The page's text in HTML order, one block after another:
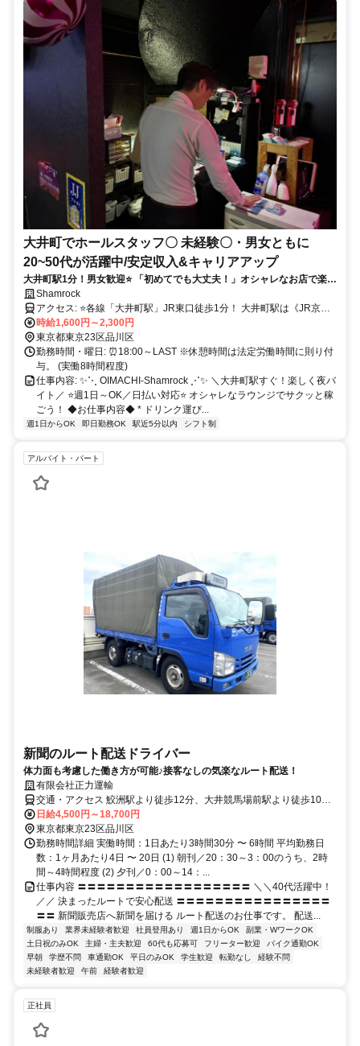
大井町でホールスタッフ〇 未経験〇・男女ともに
20~50代が活躍中/安定収入&キャリアアップ
大井町駅1分！男女歓迎⭐ 「初めてでも大丈夫！」オシャレなお店で楽し
く黒服デビュー✨ 安定収入＆キャリアアップも叶う【Shamrock】
Shamrock
アクセス: ⭐各線「大井町駅」JR東口徒歩1分！ 大井町駅は《JR京浜
東北線》《りんかい線》 《東急大井町線》が乗り入れる抜群の 好立
地です♪ 品川駅・東京駅・上野駅・有楽町駅 秋葉原駅へは直通アクセ
スで通勤もラクラク。 さらに、渋谷駅・新宿駅 池袋駅・大宮駅へも
一本でアクセス可能！ 神奈川方面なら川崎駅・横浜駅へスムーズ 人
気のお台場エリアなら東京テレポート駅へ直行。 東急大井町線利用
なら自由が丘駅 二子玉川駅・溝の口駅・荏原町駅 中延駅・大岡山駅
へも快適アクセスできます。 都内から神奈川まで 幅広く通いやすい
環境が整っています！ ▄▀▄▀▄▀▄▀▄▀▄▀▄▀▄▀▄▀▄▀▄▀▄▀▄▀
時給1,600円～2,300円
東京都東京23区品川区
勤務時間・曜日: ⏰18:00～LAST ※休憩時間は法定労働時間に則り付
与。 (実働8時間程度)
仕事内容: ✨⋱ OIMACHI-Shamrock ⋰✨ ＼大井町駅すぐ！楽しく夜バ
イト／ ⭐週1日～OK／日払い対応⭐ オシャレなラウンジでサクッと稼
ごう！ ◆お仕事内容◆ * ドリンク運び...
週1日からOK 即日勤務OK 駅近5分以内 シフト制
アルバイト・パート
新聞のルート配送ドライバー
体力面も考慮した働き方が可能♪接客なしの気楽なルート配送！
有限会社正力運輸
交通・アクセス 鮫洲駅より徒歩12分、大井競馬場前駅より徒歩10分
★車・バイク・自転車通勤OK★
日給4,500円～18,700円
東京都東京23区品川区
勤務時間詳細 実働時間：1日あたり3時間30分 〜 6時間 平均勤務日
数：1ヶ月あたり4日 〜 20日 (1) 朝刊／20：30～3：00のうち、2時
間～4時間程度 (2) 夕刊／0：00～14：...
仕事内容 〓〓〓〓〓〓〓〓〓〓〓〓〓〓〓〓〓〓 ＼＼40代活躍中！
／／ 決まったルートで安心配送 〓〓〓〓〓〓〓〓〓〓〓〓〓〓〓〓
〓〓 新聞販売店へ新聞を届ける ルート配送のお仕事です。 配送...
制服あり 業界未経験者歓迎 社員登用あり 週1日からOK
副業・WワークOK
土日祝のみOK
主婦・主夫歓迎 60代も応募可 フリーター歓迎
バイク通勤OK
早朝
学歴不問 車通勤OK 平日のみOK 学生歓迎 転勤なし
経験不問
未経験者歓迎
午前 経験者歓迎
正社員